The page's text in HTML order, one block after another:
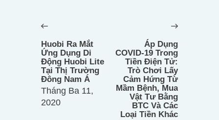
hướng
bài
viết
post:
Huobi Ra Mắt
Ứng Dụng Di
Động Huobi Lite
Tại Thị Trường
Đông Nam Á
Tháng Ba 11,
2020
Áp Dụng
COVID-19 Trong
Tiền Điện Tử:
Trò Chơi Lấy
Cảm Hứng Từ
Mầm Bệnh, Mua
Vật Tư Bằng
BTC Và Các
Loại Tiền Khác